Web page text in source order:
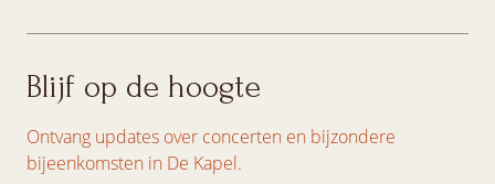
Blijf op de hoogte
Ontvang updates over concerten en bijzondere
bijeenkomsten in De Kapel.